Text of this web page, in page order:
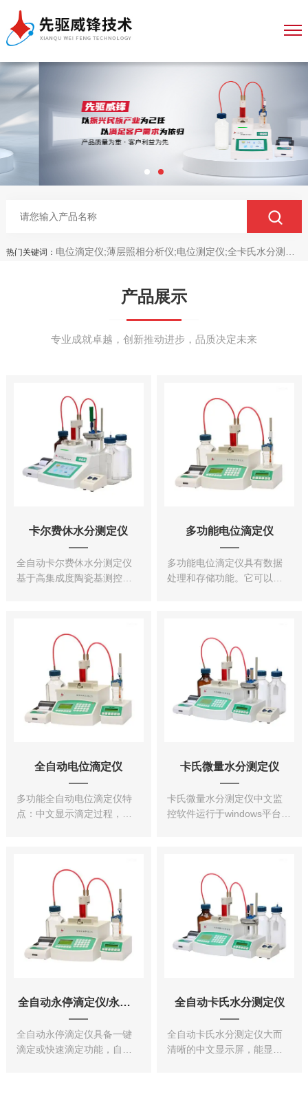
热门关键词： 电位滴定仪;薄层照相分析仪;电位测定仪;全卡氏水分测定仪;全自动永停滴定仪;菌落计数分析仪;抑菌圈测量仪;抑菌圈分析仪
产品展示
专业成就卓越，创新推动进步，品质决定未来
卡尔费休水分测定仪
全自动卡尔费休水分测定仪
基于高集成度陶瓷基测控电
高速运算处理器，保证超高
有效数据位数，结果准确可
靠，采用优良的神经网络，
PID控制...
多功能电位滴定仪
多功能电位滴定仪具有数据
处理和存储功能。它可以将
进一步处理和分析。这样，
研究人员可以更方便地对实
验数据进行统计和比较，提
高实验...
全自动电位滴定仪
多功能全自动电位滴定仪特
点：中文显示滴定过程，可
定、银量法则量、离子浓度
测定等实验。具有动态滴
定、等量滴定、终点滴定、
PH测量等多...
卡氏微量水分测定仪
卡氏微量水分测定仪中文监
控软件运行于windows平台
器使用的方法及技术手册，
能满足不同用户的需求。
全自动永停滴定仪/永亭滴定仪
全自动永停滴定仪具备一键
滴定或快速滴定功能，自动
全自动卡氏水分测定仪
全自动卡氏水分测定仪大而
清晰的中文显示屏，能显示